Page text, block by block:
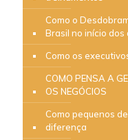
Como o
Brasil no início dos
Como os
COMO PENSA A
OS NEGÓCIOS
Como pequenos
diferença